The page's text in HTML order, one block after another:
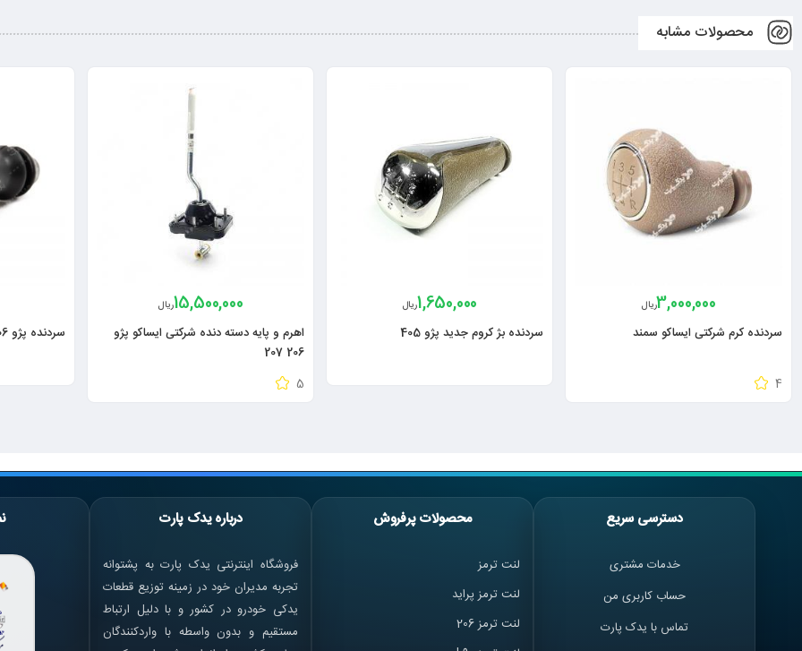
محصولات مشابه
3,000,000ریال
سردنده کرم شرکتی ایساکو سمند
4
1,650,000ریال
سردنده بژ کروم جدید پژو 405
15,500,000ریال
اهرم و پایه دسته دنده شرکتی ایساکو پژو
206 207
5
سردنده پژو 206 طرح فابریک
دسترسی سریع
خدمات مشتری
حساب کاربری من
تماس با یدک پارت
محصولات پرفروش
لنت ترمز
لنت ترمز پراید
لنت ترمز 206
درباره یدک پارت
فروشگاه اینترنتی یدک پارت به پشتوانه
تجربه مدیران خود در زمینه توزیع قطعات
یدکی خودرو در کشور و با دلیل ارتباط
مستقیم و بدون واسطه با واردکنندگان